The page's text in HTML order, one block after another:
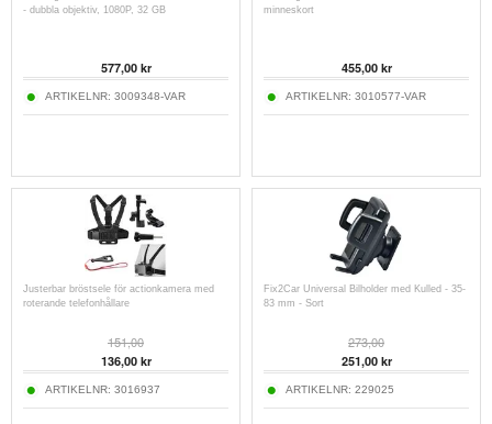
- dubbla objektiv, 1080P, 32 GB
577,00kr
ARTIKELNR: 3009348-VAR
minneskort
455,00kr
ARTIKELNR: 3010577-VAR
Justerbar bröstsele för actionkamera med
roterande telefonhållare
151,00
136,00kr
ARTIKELNR: 3016937
Fix2Car Universal Bilholder med Kulled - 35-
83 mm - Sort
273,00
251,00kr
ARTIKELNR: 229025